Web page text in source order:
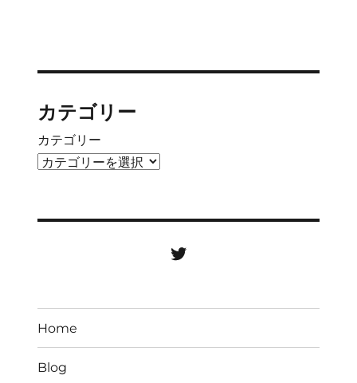
カテゴリー
カテゴリー
Twitter
Home
Blog